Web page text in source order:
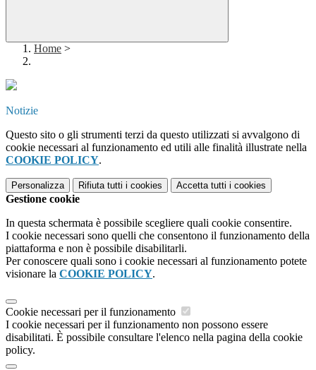
Home >
Notizie
Questo sito o gli strumenti terzi da questo utilizzati si avvalgono di
cookie necessari al funzionamento ed utili alle finalità illustrate nella
COOKIE POLICY.
Personalizza Rifiuta tutti i cookies Accetta tutti i cookies
Gestione cookie
In questa schermata è possibile scegliere quali cookie consentire.
I cookie necessari sono quelli che consentono il funzionamento della
piattaforma e non è possibile disabilitarli.
Per conoscere quali sono i cookie necessari al funzionamento potete
visionare la COOKIE POLICY.
Cookie necessari per il funzionamento
I cookie necessari per il funzionamento non possono essere
disabilitati. È possibile consultare l'elenco nella pagina della cookie
policy.